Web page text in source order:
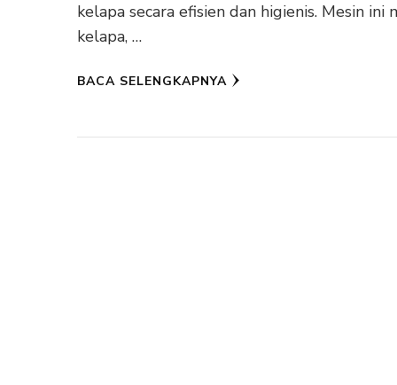
kelapa secara efisien dan higienis. Mesin
kelapa, …
BACA SELENGKAPNYA